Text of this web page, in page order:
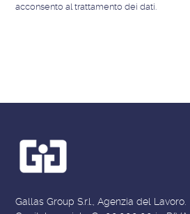
acconsento al trattamento dei dati.
Gallas Group S.r.l., Agenzia del Lavoro.